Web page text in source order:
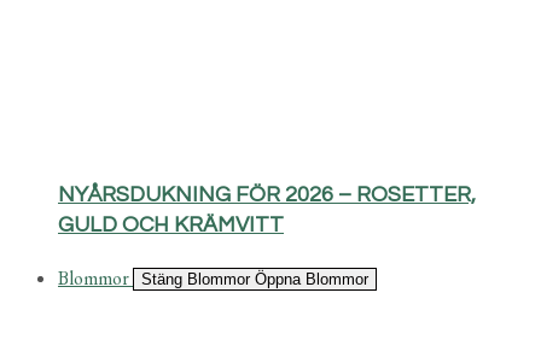
NYÅRSDUKNING FÖR 2026 – ROSETTER,
GULD OCH KRÄMVITT
Blommor Stäng Blommor Öppna Blommor